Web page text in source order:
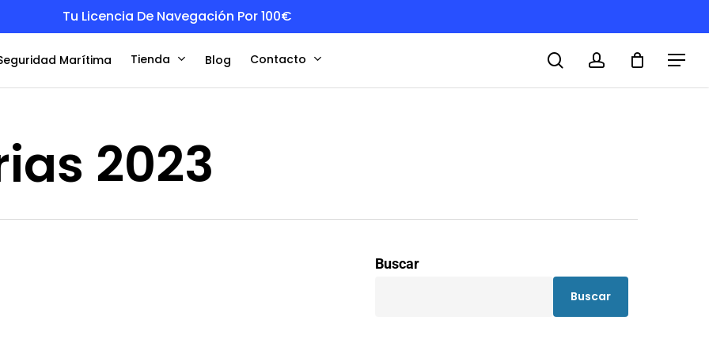
Tu Licencia De Navegación Por 100€
Marítima Tienda Blog Contacto searchaccount Menu
2023
Buscar
Buscar